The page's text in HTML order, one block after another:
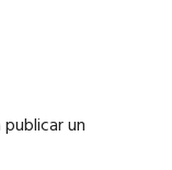
un